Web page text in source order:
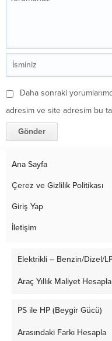
Daha sonraki
adresim ve site adresim bu
Ana Sayfa
Çerez ve Gizlilik Politikası
Giriş Yap
İletişim
Elektrikli – Benzin/Dizel/
Araç Yıllık Maliyet
PS ile HP (Beygir Gücü)
Arasındaki Farkı Hesapla